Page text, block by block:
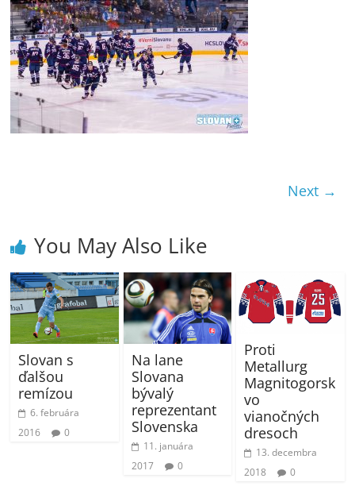
Next →
You May Also Like
Slovan s
ďalšou
remízou
6. februára
2016
0
Na lane
Slovana
bývalý
reprezentant
Slovenska
11. januára
2017
0
Proti
Metallurg
Magnitogorsk
vo
vianočných
dresoch
13. decembra
2018
0